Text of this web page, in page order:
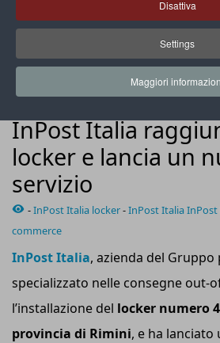
Disattiva
Settings
Maggiori
Il locker numero 4mila di InPost è
Cattolica, in provincia
InPost Italia
locker e lancia un
servizio
-InPost Italia locker-InPost Italia InPost
commerce
InPost Italia, azienda del Gruppo
specializzato nelle consegne out-
l’installazione del locker numero 4
provincia di Rimini, e ha lanciato